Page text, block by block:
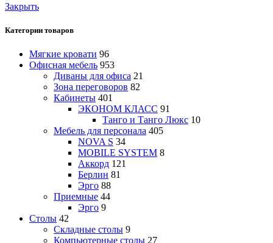
Закрыть
Категории товаров
Мягкие кровати 96
Офисная мебель 953
Диваны для офиса 21
Зона переговоров 82
Кабинеты 401
ЭКОНОМ КЛАСС 91
Танго и Танго Люкс 10
Мебель для персонала 405
NOVA S 34
MOBILE SYSTEM 8
Аккорд 121
Берлин 81
Эрго 88
Приемные 44
Эрго 9
Столы 42
Складные столы 9
Компьютерные столы 27